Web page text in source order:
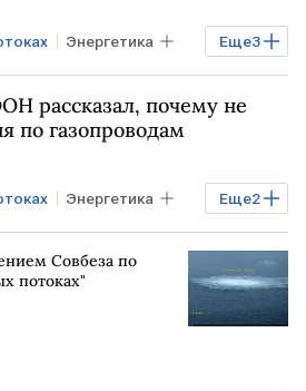
Еще3
Энергетика
рассказал, почему не
по газопроводам
Еще2
Энергетика
Совбеза по
потоках"